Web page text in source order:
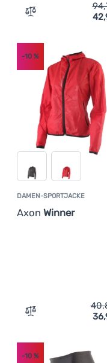
Zum Vergleich
DAMEN-SPORTJACKE
Axon Winner
-10 %
Zum Vergleich
-10 %